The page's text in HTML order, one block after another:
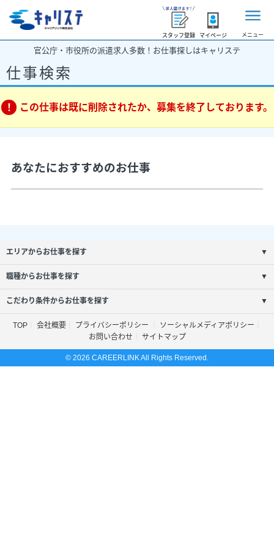
スタッフ登録 マイページ メニュー
官公庁・市役所の派遣求人多数！お仕事探しはキャリステ
仕事検索
この仕事は既に削除されたか、募集を終了しております。
あなたにおすすめのお仕事
エリアからお仕事を探す ▼
職種からお仕事を探す ▼
こだわり条件からお仕事を探す ▼
TOP 会社概要 プライバシーポリシー
ソーシャルメディアポリシー
お問い合わせ
サイトマップ
© 2026 CAREERLINK All Rights Reserved.